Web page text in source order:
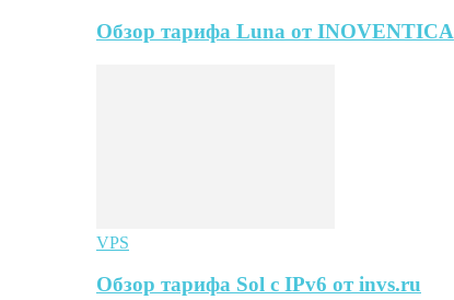
Обзор тарифа Luna от INOVENTICA
VPS
Обзор тарифа Sol с IPv6 от invs.ru